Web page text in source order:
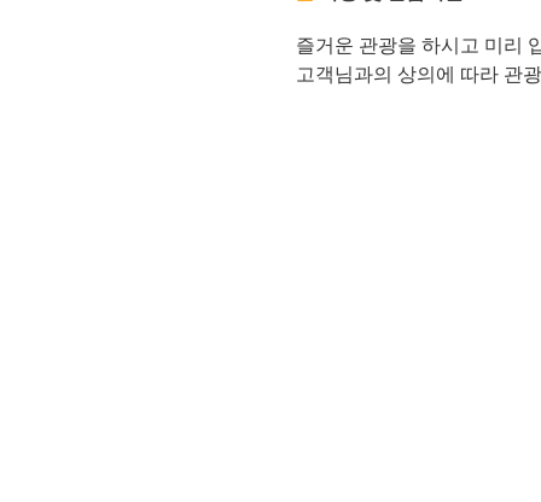
즐거운 관광을 하시고 미리
고객님과의 상의에 따라 관